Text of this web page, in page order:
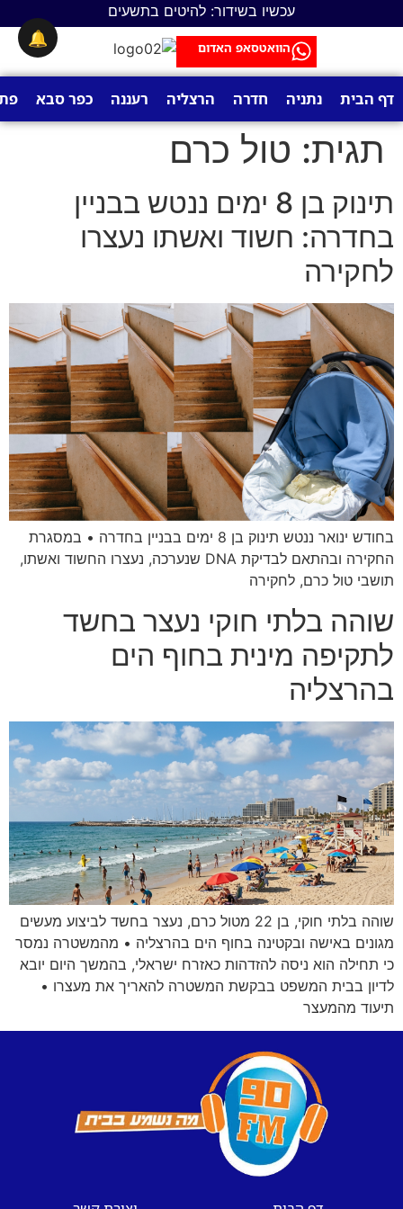
עכשיו בשידור: להיטים בתשעים
הוואטסאפ האדום
דף הבית נתניה חדרה הרצליה רעננה כפר סבא
תגית: טול כרם
תינוק בן 8 ימים ננטש בבניין
בחדרה: חשוד ואשתו נעצרו
לחקירה
בחודש ינואר ננטש תינוק בן 8 ימים בבניין בחדרה • במסגרת
החקירה ובהתאם לבדיקת DNA שנערכה, נעצרו החשוד ואשתו,
תושבי טול כרם, לחקירה
שוהה בלתי חוקי נעצר בחשד
לתקיפה מינית בחוף הים
בהרצליה
שוהה בלתי חוקי, בן 22 מטול כרם, נעצר בחשד לביצוע מעשים
מגונים באישה ובקטינה בחוף הים בהרצליה • מהמשטרה נמסר
כי תחילה הוא ניסה להזדהות כאזרח ישראלי, בהמשך היום יובא
לדיון בבית המשפט בבקשת המשטרה להאריך את מעצרו •
תיעוד מהמעצר
🔔